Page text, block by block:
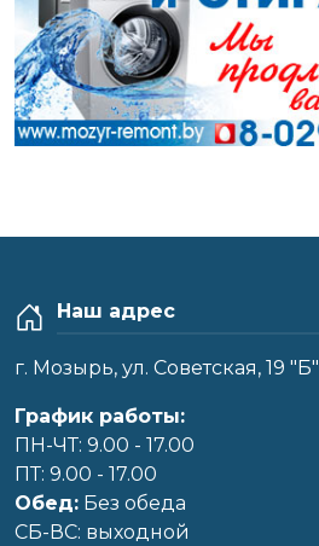
Наш адрес
г. Мозырь, ул. Советская, 19 "Б"
График работы:
ПН-ЧТ: 9.00 - 17.00
ПТ: 9.00 - 17.00
Обед: Без обеда
CБ-ВС: выходной